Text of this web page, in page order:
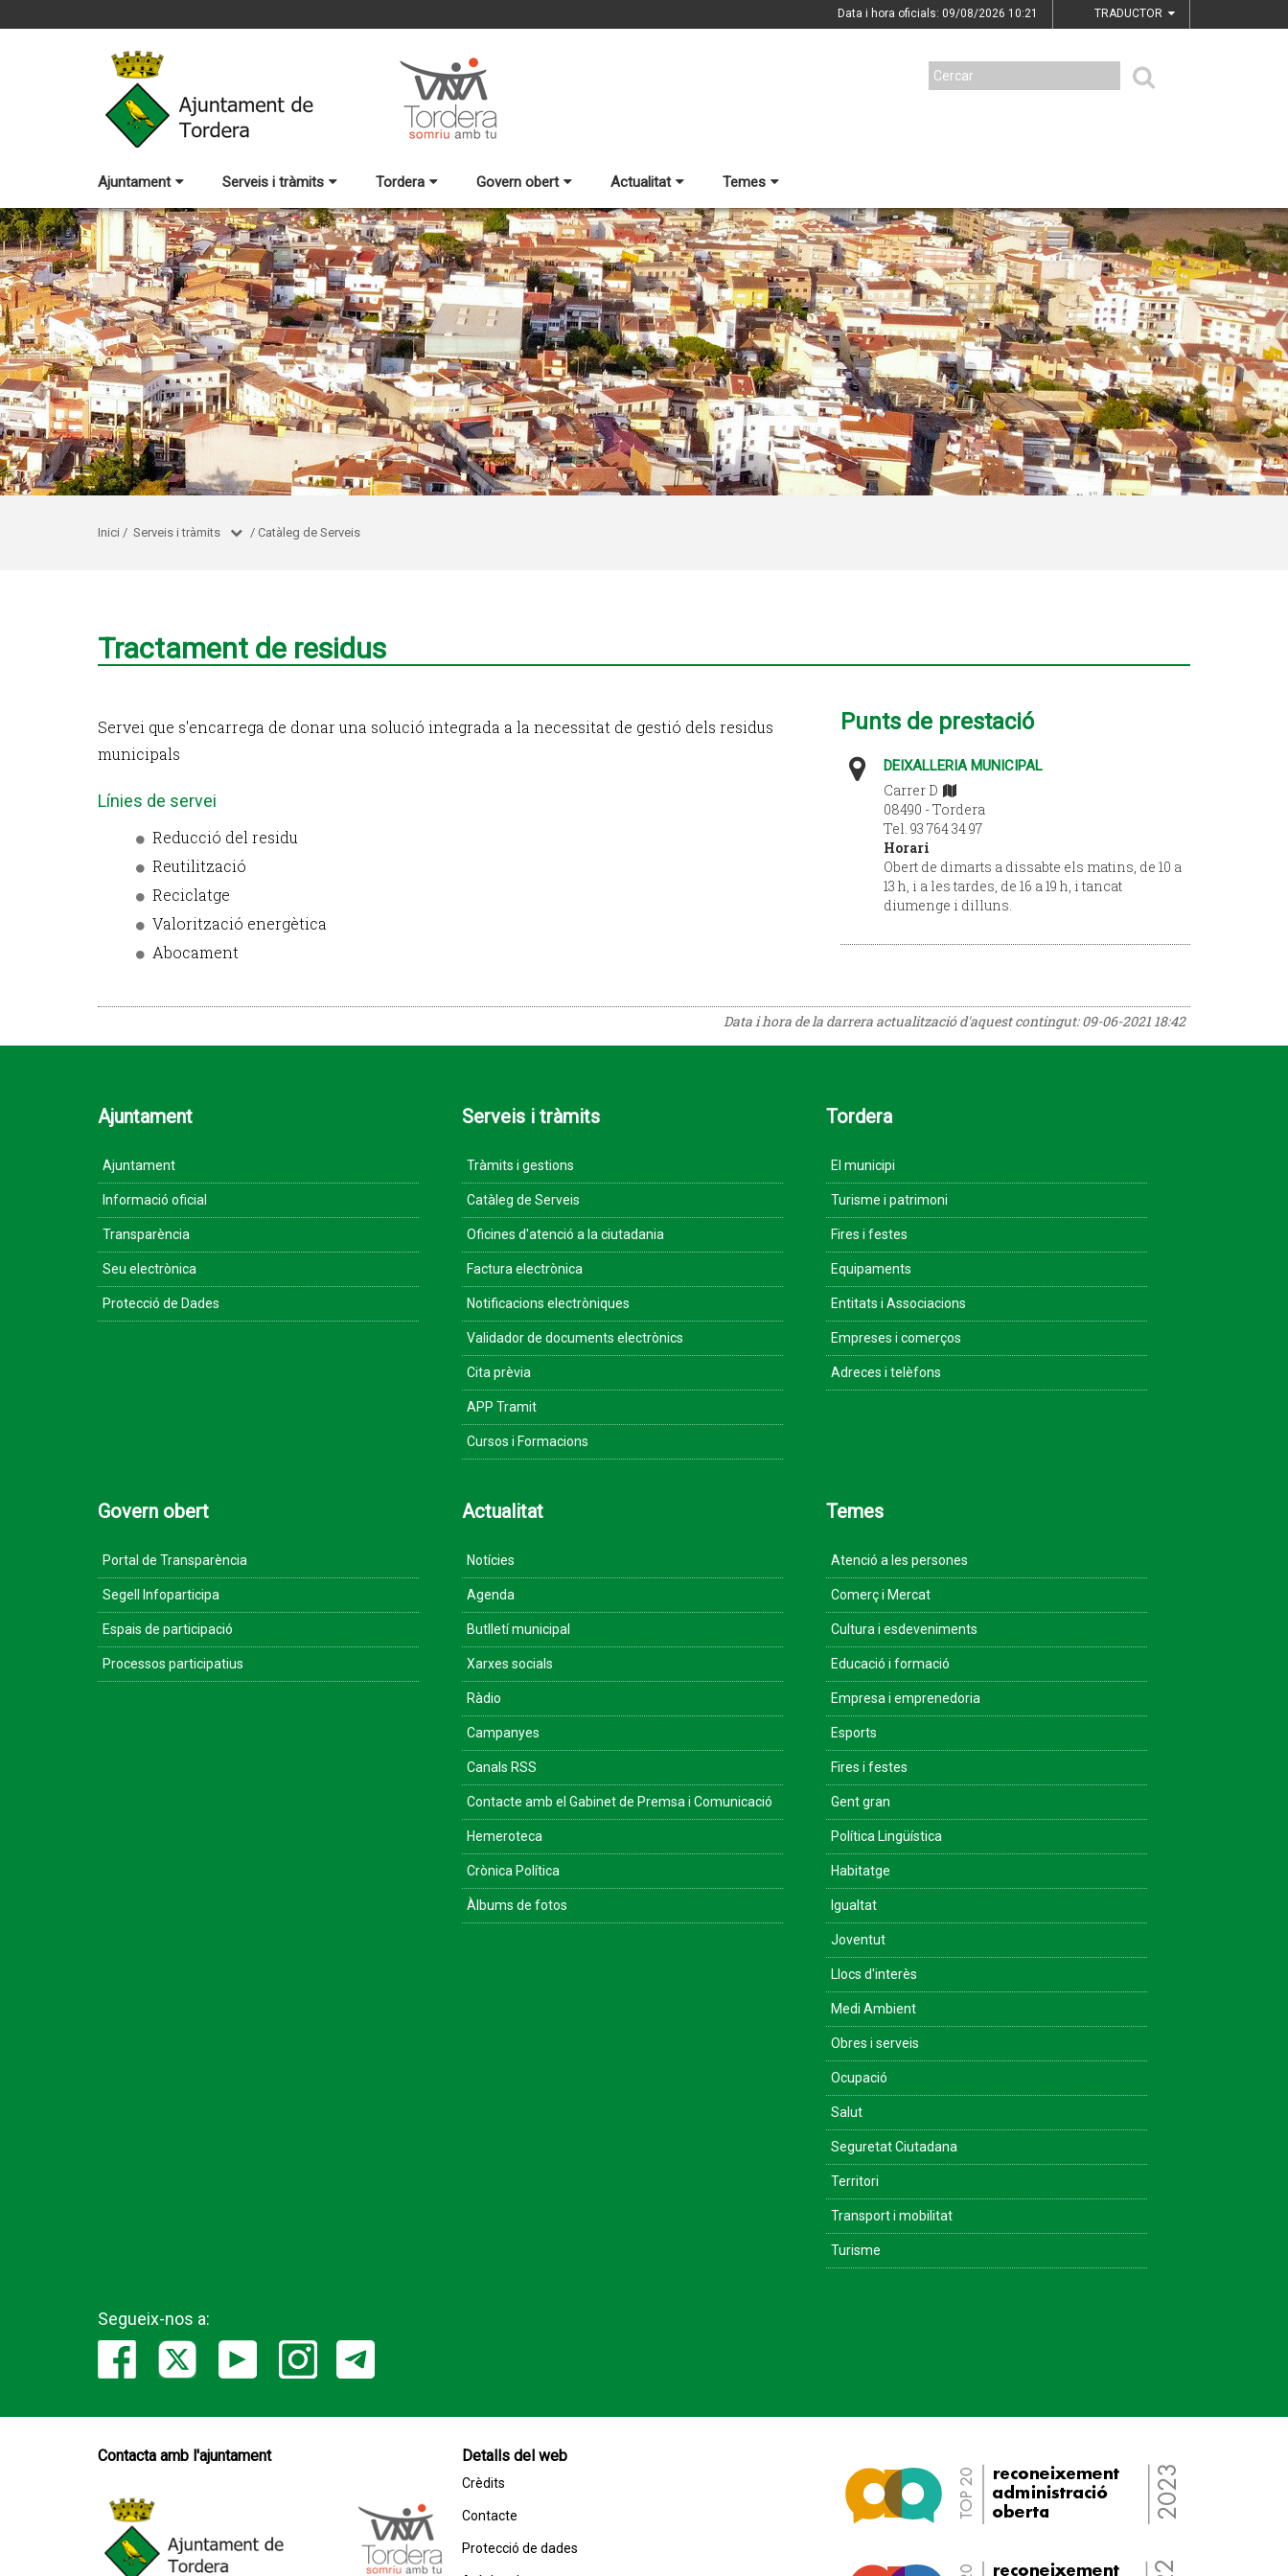
Data i hora oficials: 09/08/2026 10:21 TRADUCTOR
Ajuntament Serveis i tràmits Tordera Govern obert Actualitat Temes
Inici / Serveis i tràmits / Catàleg de Serveis
Tractament de residus
Servei que s'encarrega de donar una solució integrada a la necessitat de gestió dels residus
municipals
Línies de servei
Reducció del residu
Reutilització
Reciclatge
Valorització energètica
Abocament
Punts de prestació
DEIXALLERIA MUNICIPAL
Carrer D
08490 - Tordera
Tel. 93 764 34 97
Horari
Obert de dimarts a dissabte els matins, de 10 a
13 h, i a les tardes, de 16 a 19 h, i tancat
diumenge i dilluns.
Data i hora de la darrera actualització d'aquest contingut:09-06-2021 18:42
Ajuntament
Ajuntament
Informació oficial
Transparència
Seu electrònica
Protecció de Dades
Serveis i tràmits
Tràmits i gestions
Catàleg de Serveis
Oficines d'atenció a la ciutadania
Factura electrònica
Notificacions electròniques
Validador de documents electrònics
Cita prèvia
APP Tramit
Cursos i Formacions
Tordera
El municipi
Turisme i patrimoni
Fires i festes
Equipaments
Entitats i Associacions
Empreses i comerços
Adreces i telèfons
Govern obert
Portal de Transparència
Segell Infoparticipa
Espais de participació
Processos participatius
Actualitat
Notícies
Agenda
Butlletí municipal
Xarxes socials
Ràdio
Campanyes
Canals RSS
Contacte amb el Gabinet de Premsa i Comunicació
Hemeroteca
Crònica Política
Àlbums de fotos
Temes
Atenció a les persones
Comerç i Mercat
Cultura i esdeveniments
Educació i formació
Empresa i emprenedoria
Esports
Fires i festes
Gent gran
Política Lingüística
Habitatge
Igualtat
Joventut
Llocs d'interès
Medi Ambient
Obres i serveis
Ocupació
Salut
Seguretat Ciutadana
Territori
Transport i mobilitat
Turisme
Segueix-nos a:
Contacta amb l'ajuntament Detalls del web
Crèdits
Contacte
Protecció de dades